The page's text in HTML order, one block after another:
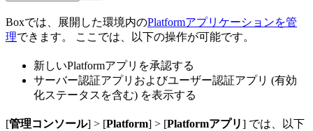
Boxでは、展開した環境内のPlatformアプリケーションを管
理できます。 ここでは、以下の操作が可能です。
新しいPlatformアプリを承認する
サーバー認証アプリおよびユーザー認証アプリ (有効
化ステータスを含む) を表示する
[管理コンソール] > [Platform] > [Platformアプリ] では、以下